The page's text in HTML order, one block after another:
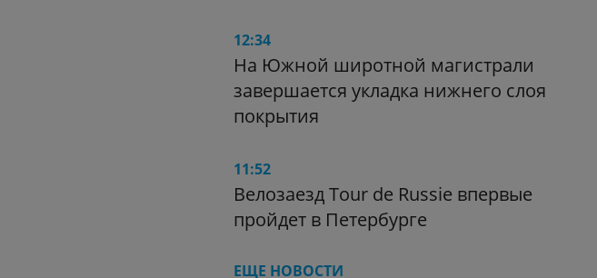
12:34
На Южной широтной магистрали
завершается укладка нижнего слоя
покрытия
11:52
Велозаезд Tour de Russie впервые
пройдет в Петербурге
ЕЩЕ НОВОСТИ